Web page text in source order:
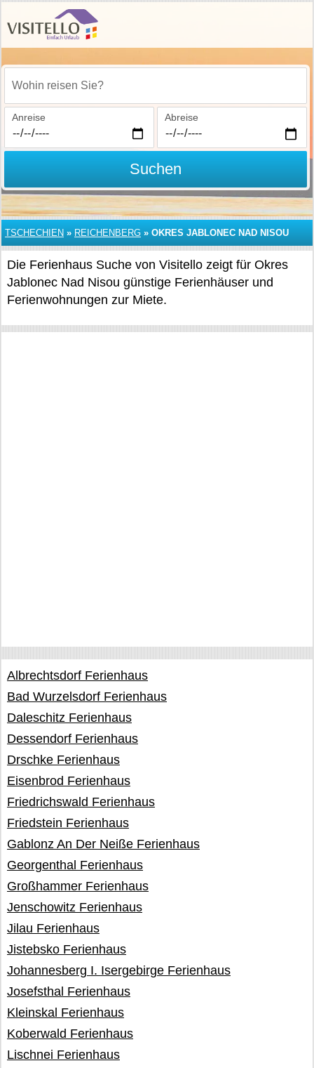
Wohin reisen Sie?
Anreise Abreise
Suchen
TSCHECHIEN » REICHENBERG » OKRES JABLONEC NAD NISOU
Die Ferienhaus Suche von Visitello zeigt für Okres
Jablonec Nad Nisou günstige Ferienhäuser und
Ferienwohnungen zur Miete.
Albrechtsdorf Ferienhaus
Bad Wurzelsdorf Ferienhaus
Daleschitz Ferienhaus
Dessendorf Ferienhaus
Drschke Ferienhaus
Eisenbrod Ferienhaus
Friedrichswald Ferienhaus
Friedstein Ferienhaus
Gablonz An Der Neiße Ferienhaus
Georgenthal Ferienhaus
Großhammer Ferienhaus
Jenschowitz Ferienhaus
Jilau Ferienhaus
Jistebsko Ferienhaus
Johannesberg I. Isergebirge Ferienhaus
Josefsthal Ferienhaus
Kleinskal Ferienhaus
Koberwald Ferienhaus
Lischnei Ferienhaus